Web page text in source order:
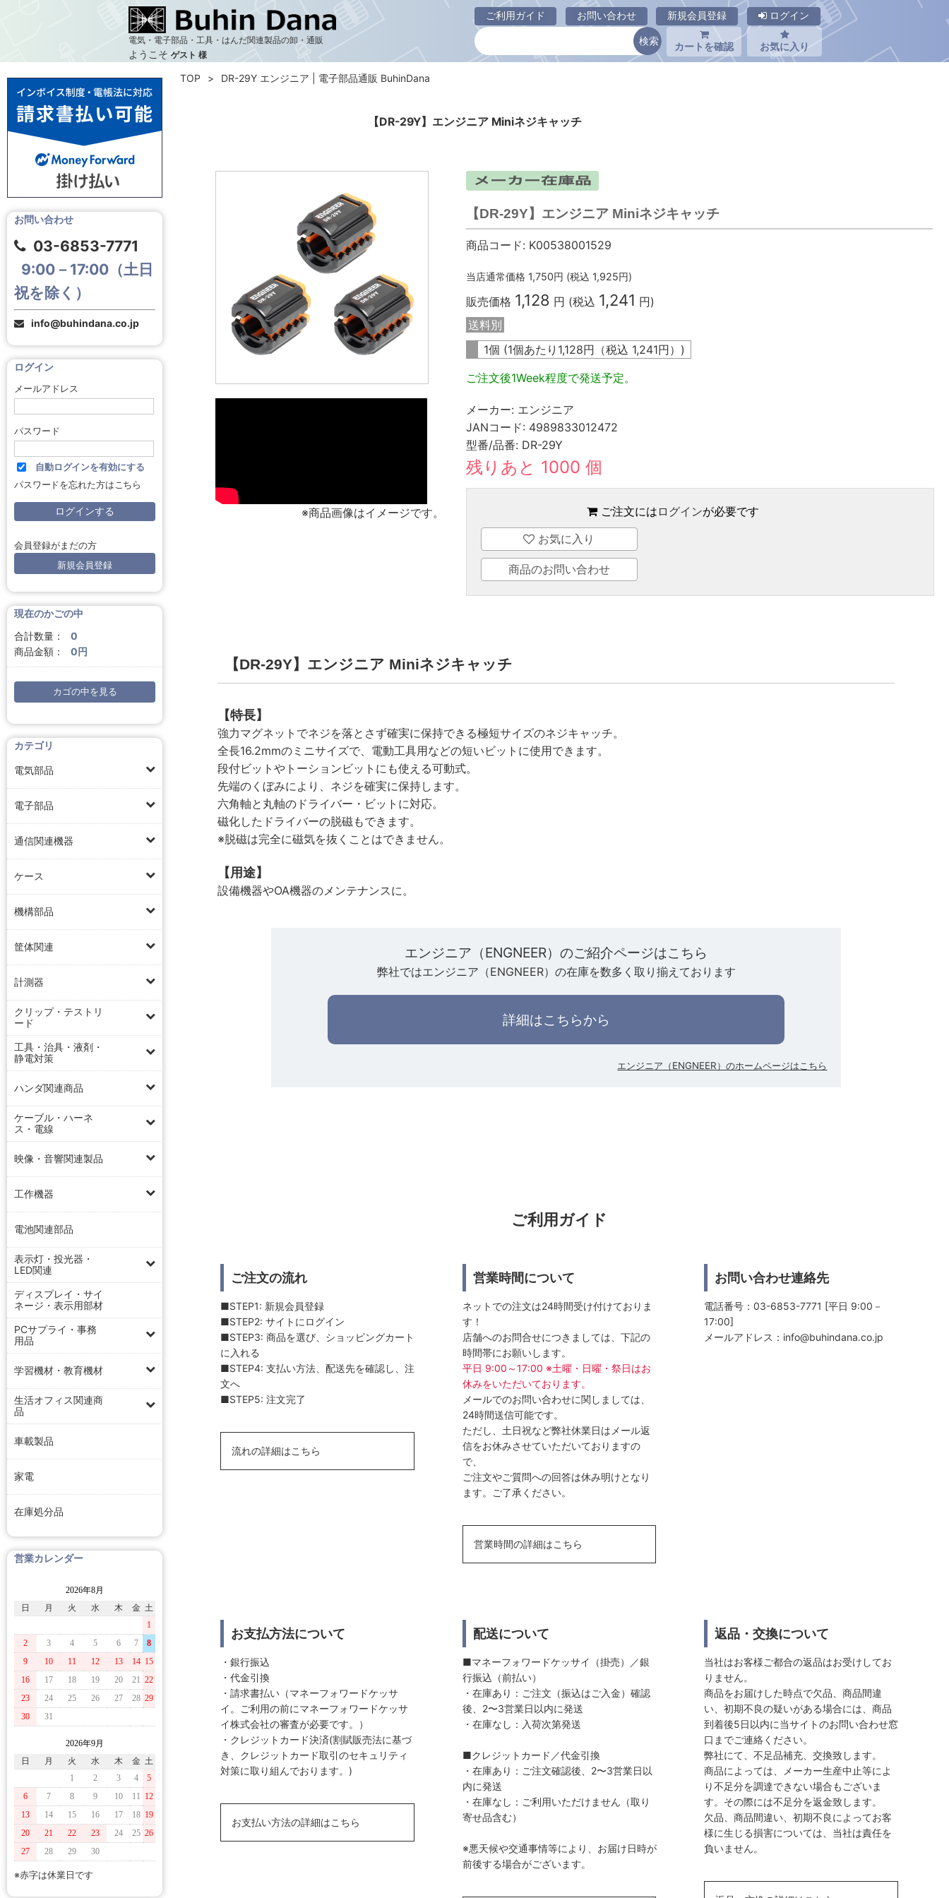
電気・電子部品・工具・はんだ関連製品の卸・通販
ようこそ ゲスト 様
ご利用ガイド お問い合わせ 新規会員登録 ログイン
カートを確認 お気に入り
【DR-29Y】エンジニア Miniネジキャッチ
お問い合わせ
03-6853-7771
9:00－17:00（土日
祝を除く）
info@buhindana.co.jp
ログイン
メールアドレス
パスワード
自動ログインを有効にする
パスワードを忘れた方はこちら
会員登録がまだの方
新規会員登録
現在のかごの中
合計数量：
0
商品金額：
0円
カゴの中を見る
カテゴリ
電気部品
電子部品
通信関連機器
ケース
機構部品
筐体関連
計測器
クリップ・テストリ
ード
工具・治具・液剤・
静電対策
ハンダ関連商品
ケーブル・ハーネ
ス・電線
映像・音響関連製品
工作機器
電池関連部品
表示灯・投光器・
LED関連
ディスプレイ・サイ
ネージ・表示用部材
PCサプライ・事務
用品
学習機材・教育機材
生活オフィス関連商
品
車載製品
家電
在庫処分品
営業カレンダー
2026年8月
日
月 火 水 木 金 土
1
2
3 4 5 6 7
8
9
10 11 12 13 14 15
16
17 18 19 20 21 22
23
24 25 26 27 28 29
30
31
2026年9月
日
月 火 水 木 金 土
1
2 3 4
5
6
7 8 9 10 11 12
13
14 15 16 17 18 19
20
21 22 23 24 25 26
27
28 29 30
※赤字は休業日です
TOP DR-29Y エンジニア | 電子部品通販 BuhinDana
※商品画像はイメージです。
【DR-29Y】エンジニア Miniネジキャッチ
商品コード: K00538001529
当店通常価格 1,750円 (税込 1,925円)
販売価格 1,128 円 (税込 1,241 円)
送料別
1個 (1個あたり 1,128円（税込 1,241円）)
ご注文後1Week程度で発送予定。
メーカー: エンジニア
JANコード: 4989833012472
型番/品番: DR-29Y
残りあと 1000 個
ご注文には ログインが必要です
お気に入り
商品のお問い合わせ
【DR-29Y】エンジニア Miniネジキャッチ
【特長】
強力マグネットでネジを落とさず確実に保持できる極短サイズのネジキャッチ。
全長16.2mmのミニサイズで、電動工具用などの短いビットに使用できます。
段付ビットやトーションビットにも使える可動式。
先端のくぼみにより、ネジを確実に保持します。
六角軸と丸軸のドライバー・ビットに対応。
磁化したドライバーの脱磁もできます。
※脱磁は完全に磁気を抜くことはできません。
【用途】
設備機器やOA機器のメンテナンスに。
エンジニア（ENGNEER）のご紹介ページはこちら
弊社ではエンジニア（ENGNEER）の在庫を数多く取り揃えております
詳細はこちらから
エンジニア（ENGNEER）のホームページはこちら
ご利用ガイド
ご注文の流れ
■STEP1: 新規会員登録
■STEP2: サイトにログイン
■STEP3: 商品を選び、ショッピングカート
に入れる
■STEP4: 支払い方法、配送先を確認し、注
文へ
■STEP5: 注文完了
流れの詳細はこちら
営業時間について
ネットでの注文は24時間受け付けておりま
す！
店舗へのお問合せにつきましては、下記の
時間帯にお願いします。
平日 9:00～17:00 ※土曜・日曜・祭日はお
休みをいただいております。
メールでのお問い合わせに関しましては、
24時間送信可能です。
ただし、土日祝など弊社休業日はメール返
信をお休みさせていただいておりますの
で、
ご注文やご質問への回答は休み明けとなり
ます。ご了承ください。
営業時間の詳細はこちら
お問い合わせ連絡先
電話番号：03-6853-7771 [平日 9:00－
17:00]
メールアドレス： info@buhindana.co.jp
お支払方法について
・銀行振込
・代金引換
・請求書払い（マネーフォワードケッサ
イ。ご利用の前にマネーフォワードケッサ
イ株式会社の審査が必要です。）
・クレジットカード決済(割賦販売法に基づ
き、クレジットカード取引のセキュリティ
対策に取り組んでおります。)
お支払い方法の詳細はこちら
配送について
■マネーフォワードケッサイ（掛売）／銀
行振込（前払い）
・在庫あり：ご注文（振込はご入金）確認
後、2〜3営業日以内に発送
・在庫なし：入荷次第発送
■クレジットカード／代金引換
・在庫あり：ご注文確認後、2〜3営業日以
内に発送
・在庫なし：ご利用いただけません（取り
寄せ品含む）
※悪天候や交通事情等により、お届け日時が
前後する場合がございます。
返品・交換について
当社はお客様ご都合の返品はお受けしてお
りません。
商品をお届けした時点で欠品、商品間違
い、初期不良の疑いがある場合には、商品
到着後5日以内に当サイトのお問い合わせ窓
口までご連絡ください。
弊社にて、不足品補充、交換致します。
商品によっては、メーカー生産中止等によ
り不足分を調達できない場合もございま
す。その際には不足分を返金致します。
欠品、商品間違い、初期不良によってお客
様に生じる損害については、当社は責任を
負いません。